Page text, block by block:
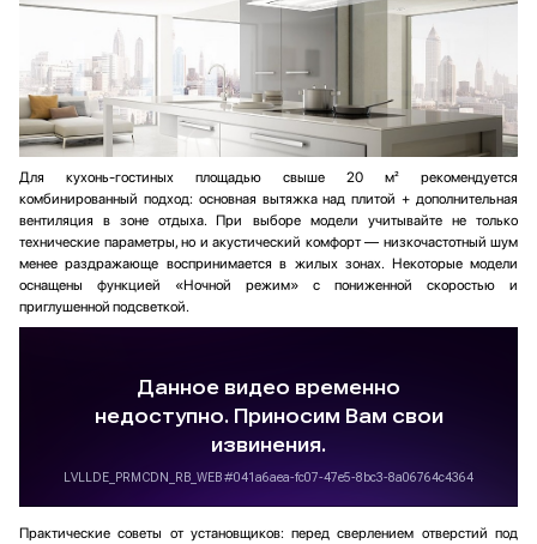
Для кухонь-гостиных площадью свыше 20 м² рекомендуется
комбинированный подход: основная вытяжка над плитой + дополнительная
вентиляция в зоне отдыха. При выборе модели учитывайте не только
технические параметры, но и акустический комфорт — низкочастотный шум
менее раздражающе воспринимается в жилых зонах. Некоторые модели
оснащены функцией «Ночной режим» с пониженной скоростью и
приглушенной подсветкой.
Практические советы от установщиков: перед сверлением отверстий под